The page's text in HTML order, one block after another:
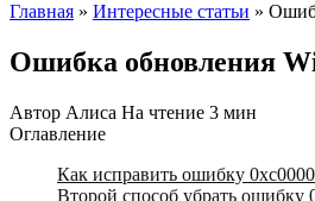
Главная » Интересные статьи »
Ошибка обновления
Автор Алиса На чтение 3 мин
Оглавление
Как исправить ошибку
Второй способ убрать ошибку